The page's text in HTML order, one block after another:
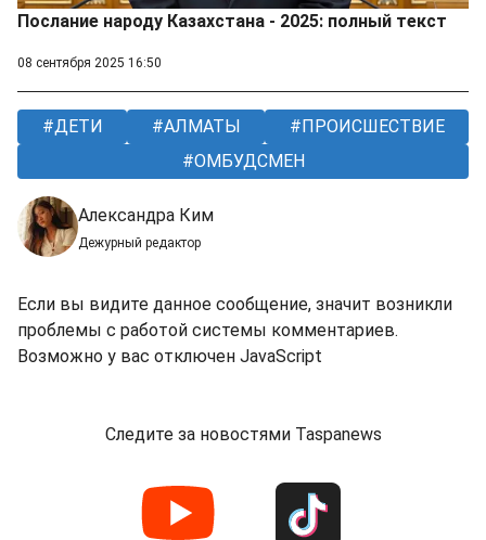
Послание народу Казахстана - 2025: полный текст
08 сентября 2025 16:50
ДЕТИ АЛМАТЫ
ПРОИСШЕСТВИЕ
ОМБУДСМЕН
Александра Ким
Дежурный редактор
Если вы видите данное сообщение, значит возникли
проблемы с работой системы комментариев.
Возможно у вас отключен JavaScript
Следите за новостями Taspanews